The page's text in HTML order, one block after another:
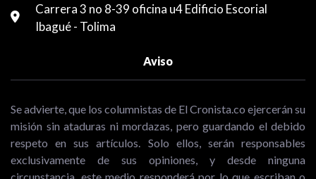
Carrera 3 no 8-39 oficina u4 Edificio Escorial
Ibagué - Tolima
Aviso
Se advierte, que los columnistas de El Cronista.co ejercerán su
misión sin ataduras ni mordazas, pero guardando el debido
respeto en sus artículos. Solo ellos, serán responsables
exclusivamente de sus opiniones, y desde ninguna
circunstancia, este medio responderá por lo que escriban o